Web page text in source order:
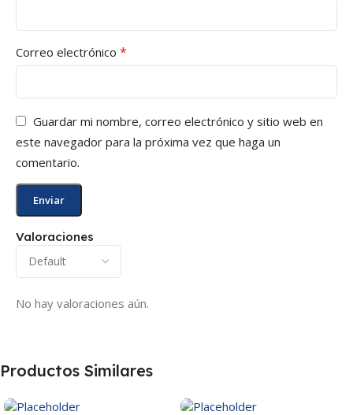
Valoraciones
No hay valoraciones aún.
Correo electrónico *
Guardar mi nombre, correo electrónico y sitio web en
este navegador para la próxima vez que haga un
comentario.
Productos Similares